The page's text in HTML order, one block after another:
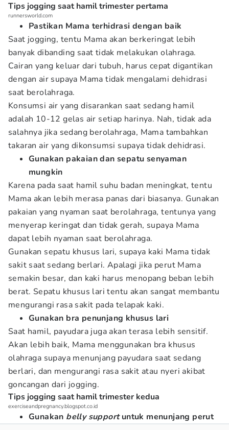
Tips jogging saat hamil trimester pertama
runnersworld.com
Pastikan Mama terhidrasi dengan baik
Saat jogging, tentu Mama akan berkeringat lebih
banyak dibanding saat tidak melakukan olahraga.
Cairan yang keluar dari tubuh, harus cepat digantikan
dengan air supaya Mama tidak mengalami dehidrasi
saat berolahraga.
Konsumsi air yang disarankan saat sedang hamil
adalah 10-12 gelas air setiap harinya. Nah, tidak ada
salahnya jika sedang berolahraga, Mama tambahkan
takaran air yang dikonsumsi supaya tidak dehidrasi.
Gunakan pakaian dan sepatu senyaman
mungkin
Karena pada saat hamil suhu badan meningkat, tentu
Mama akan lebih merasa panas dari biasanya. Gunakan
pakaian yang nyaman saat berolahraga, tentunya yang
menyerap keringat dan tidak gerah, supaya Mama
dapat lebih nyaman saat berolahraga.
Gunakan sepatu khusus lari, supaya kaki Mama tidak
sakit saat sedang berlari. Apalagi jika perut Mama
semakin besar, dan kaki harus menopang beban lebih
berat. Sepatu khusus lari tentu akan sangat membantu
mengurangi rasa sakit pada telapak kaki.
Gunakan bra penunjang khusus lari
Saat hamil, payudara juga akan terasa lebih sensitif.
Akan lebih baik, Mama menggunakan bra khusus
olahraga supaya menunjang payudara saat sedang
berlari, dan mengurangi rasa sakit atau nyeri akibat
goncangan dari jogging.
Tips jogging saat hamil trimester kedua
exerciseandpregnancy.blogspot.co.id
Gunakan belly supportuntuk menunjang perut